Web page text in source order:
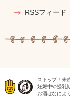
RSSフィード
ストップ！未
妊娠中や授乳
お酒はなによ